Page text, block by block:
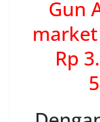
Gun
Rp